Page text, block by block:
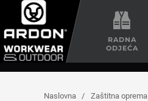
RADNA
ODJEĆA
Naslovna / Zaštitna oprema